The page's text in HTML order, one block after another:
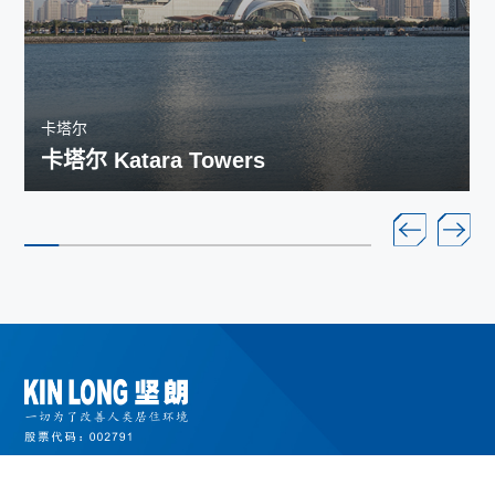
卡塔尔
卡塔尔 Katara Towers